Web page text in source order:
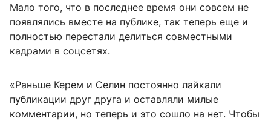
Мало того, что в последнее время они совсем не
появлялись вместе на публике, так теперь еще и
полностью перестали делиться совместными
кадрами в соцсетях.
«Раньше Керем и Селин постоянно лайкали
публикации друг друга и оставляли милые
комментарии, но теперь и это сошло на нет. Чтобы